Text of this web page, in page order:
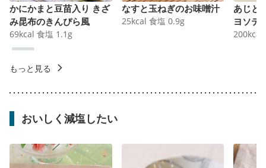
かにかまと豆苗入り きざ
み昆布のきんぴら風
69kcal 食塩 1.1 g
なすと玉ねぎのお味噌汁
25kcal 食塩 0.9g
あじと
ヨソテ
200kcal
もっと見る
おいしく減塩したい